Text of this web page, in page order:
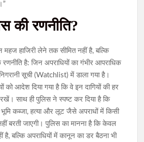
की रणनीति?
महज हाजिरी लेने तक सीमित नहीं है, बल्कि
है: जिन अपराधियों का गंभीर आपराधिक
निगरानी सूची (Watchlist) में डाला गया है।
को आदेश दिया गया है कि वे इन दागियों की हर
साथ ही पुलिस ने स्पष्ट कर दिया है कि
भूमि कब्जा, हत्या और लूट जैसे अपराधों में किसी
बरती जाएगी। पुलिस का मानना है कि केवल
है, बल्कि अपराधियों में कानून का डर बैठना भी